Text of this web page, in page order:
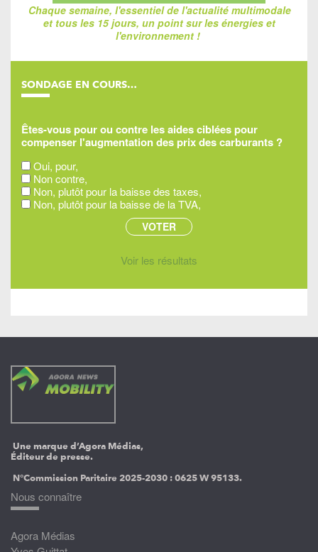
Chaque semaine, l'essentiel de l'actualité multimodale
et tous les 15 jours, un point sur les énergies et
l'environnement !
SONDAGE EN COURS…
Êtes-vous pour ou contre les aides ciblées pour
compenser l'augmentation des prix des carburants ?
Oui, pour,
Non contre,
Non, plutôt pour la baisse des taxes,
Non, plutôt pour la baisse de la TVA,
Voir les résultats
Une marque d’Agora Médias,
Éditeur de presse.
N°Commission Paritaire 2025-2030 :0625 W 95133.
Nous connaître
Agora Médias